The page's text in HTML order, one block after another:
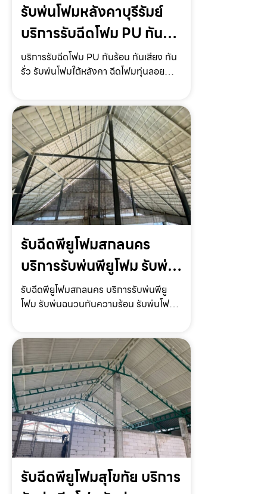
รับพ่นโฟมหลังคาบุรีรัมย์
บริการรับฉีดโฟม PU กัน
ร้อน กันเสียง กันรั่ว แบบ
ครบวงจร
บริการรับฉีดโฟม PU กันร้อน กันเสียง กัน
รั่ว รับพ่นโฟมใต้หลังคา ฉีดโฟมทุ่นลอยน้ำ
รับฉีดโฟม.com บริการรับฉีดโฟม PU กัน
ร้อน กันเ…
รับฉีดพียูโฟมสกลนคร
บริการรับพ่นพียูโฟม รับพ่น
ฉนวนกันความร้อน รับพ่น
โฟมหลังคา ราคาถูก
รับฉีดพียูโฟมสกลนคร บริการรับพ่นพียู
โฟม รับพ่นฉนวนกันความร้อน รับพ่นโฟม
ให้บริการโดย รับฉีดโฟม.com ผู้ให้บริการ
รับพ่นพียูโฟม…
รับฉีดพียูโฟมสุโขทัย บริการ